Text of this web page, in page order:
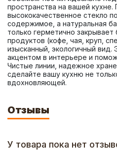
пространства на вашей кухне.
высококачественное стекло
содержимое, а натуральная
только герметично
продуктов (кофе, чая, круп,
изысканный, экологичный вид.
акцентом в интерьере и
Чистые линии, надежное
сделайте вашу кухню не
вдохновляющей.
Отзывы
У товара пока нет